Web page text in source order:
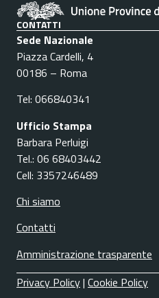
CONTATTI
Sede Nazionale
Piazza Cardelli, 4
00186 – Roma
Tel: 066840341
Ufficio Stampa
Barbara Perluigi
Tel.: 06 68403442
Cell: 3357246489
Chi siamo
Contatti
Amministrazione trasparente
Privacy Policy| Cookie Policy